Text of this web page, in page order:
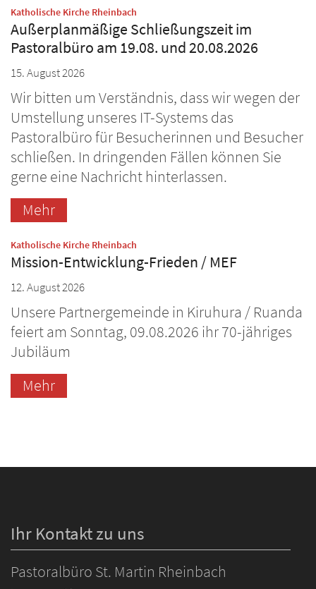
Katholische Kirche Rheinbach
Außerplanmäßige Schließungszeit im
Pastoralbüro am 19.08. und 20.08.2026
15. August 2026
Wir bitten um Verständnis, dass wir wegen der
Umstellung unseres IT-Systems das
Pastoralbüro für Besucherinnen und Besucher
schließen. In dringenden Fällen können Sie
gerne eine Nachricht hinterlassen.
Mehr
Katholische Kirche Rheinbach
Mission-Entwicklung-Frieden / MEF
12. August 2026
Unsere Partnergemeinde in Kiruhura / Ruanda
feiert am Sonntag, 09.08.2026 ihr 70-jähriges
Jubiläum
Mehr
Ihr Kontakt zu uns
Pastoralbüro St. Martin Rheinbach